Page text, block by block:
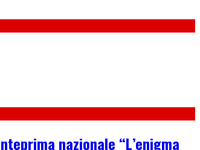
nazionale “L’enigma